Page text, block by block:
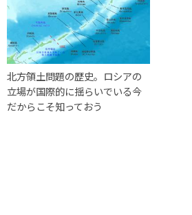
北方領土問題の歴史。ロシアの
立場が国際的に揺らいでいる今
だからこそ知っておう